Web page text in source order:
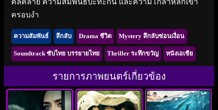
คลี่คลาย ความสัมพันธ์ปะทะกัน และความโกลาหลก็เข้า
ครอบงํา
ความสัมพันธ์ ลึกลับ Drama ชีวิต Mystery ลึกลับซ่อนเงื่อน
Soundtrack ซับไทย บรรยายไทย Thriller ระทึกขวัญ หนังเอเชีย
รายการภาพยนตร์เกี่ยวข้อง